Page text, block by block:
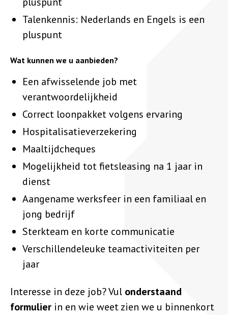
Talenkennis: Nederlands en Engels is een
pluspunt
Wat kunnen we u aanbieden?
Een afwisselende job met
verantwoordelijkheid
Correct loonpakket volgens ervaring
Hospitalisatieverzekering
Maaltijdcheques
Mogelijkheid tot fietsleasing na 1 jaar in
dienst
Aangename werksfeer in een familiaal en
jong bedrijf
Sterkteam en korte communicatie
Verschillendeleuke teamactiviteiten per
jaar
Interesse in deze job? Vul onderstaand
formulier in en wie weet zien we u binnenkort